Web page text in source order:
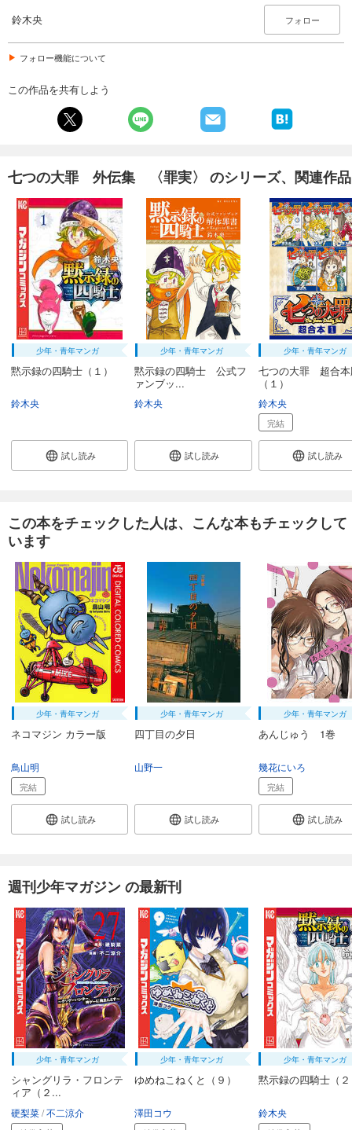
鈴木央 フォロー
フォロー機能について
この作品を共有しよう
七つの大罪 外伝集 〈罪実〉 のシリーズ、関連作品
少年・青年マンガ
黙示録の四騎士（１）
鈴木央
試し読み
少年・青年マンガ
黙示録の四騎士 公式フ
ァンブッ...
鈴木央
試し読み
少年・青年マンガ
七つの大罪 超合本
（１）
鈴木央
完結
試し読み
この本をチェックした人は、こんな本もチェックして
います
少年・青年マンガ
ネコマジン カラー版
鳥山明
完結
試し読み
少年・青年マンガ
四丁目の夕日
山野一
試し読み
少年・青年マンガ
あんじゅう 1巻
幾花にいろ
完結
試し読み
週刊少年マガジン の最新刊
少年・青年マンガ
シャングリラ・フロンテ
ィア（２...
硬梨菜 不二涼介
少年・青年マンガ
ゆめねこねくと（９）
澤田コウ
少年・青年マンガ
黙示録の四騎士（
鈴木央